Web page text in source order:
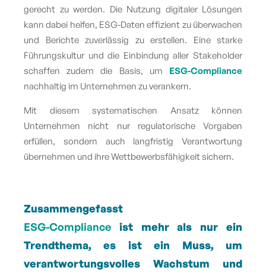
gerecht zu werden. Die Nutzung digitaler Lösungen
kann dabei helfen, ESG-Daten effizient zu überwachen
und Berichte zuverlässig zu erstellen. Eine starke
Führungskultur und die Einbindung aller Stakeholder
schaffen zudem die Basis, um ESG-Compliance
nachhaltig im Unternehmen zu verankern.
Mit diesem systematischen Ansatz können
Unternehmen nicht nur regulatorische Vorgaben
erfüllen, sondern auch langfristig Verantwortung
übernehmen und ihre Wettbewerbsfähigkeit sichern.
Zusammengefasst
ESG-Compliance ist mehr als nur ein
Trendthema, es ist ein Muss, um
verantwortungsvolles Wachstum und